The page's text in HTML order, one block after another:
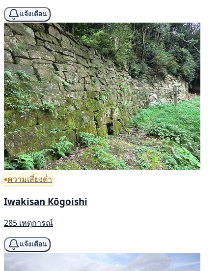
แจ้งเตือน
ความเสี่ยงต่ำ
Iwakisan Kōgoishi
285 เหตุการณ์
แจ้งเตือน